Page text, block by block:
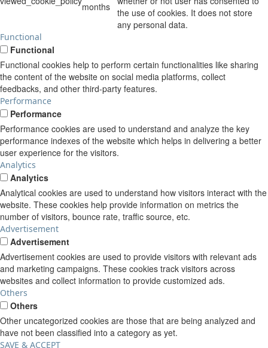
months the use of cookies. It does not store
any personal data.
Functional
Functional
Functional cookies help to perform certain functionalities like sharing
the content of the website on social media platforms, collect
feedbacks, and other third-party features.
Performance
Performance
Performance cookies are used to understand and analyze the key
performance indexes of the website which helps in delivering a better
user experience for the visitors.
Analytics
Analytics
Analytical cookies are used to understand how visitors interact with the
website. These cookies help provide information on metrics the
number of visitors, bounce rate, traffic source, etc.
Advertisement
Advertisement
Advertisement cookies are used to provide visitors with relevant ads
and marketing campaigns. These cookies track visitors across
websites and collect information to provide customized ads.
Others
Others
Other uncategorized cookies are those that are being analyzed and
have not been classified into a category as yet.
SAVE & ACCEPT